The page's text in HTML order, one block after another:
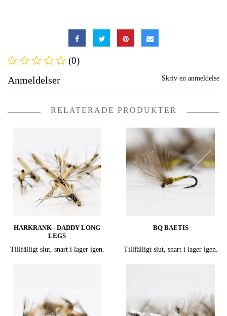
(0)
Anmeldelser Skriv en anmeldelse
RELATERADE PRODUKTER
HARKRANK - DADDY LONG
LEGS
Tillfälligt slut, snart i lager igen.
BQ BAETIS
Tillfälligt slut, snart i lager igen.